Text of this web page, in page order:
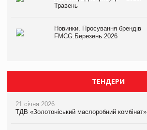
Травень
Новинки. Просування брендів
FMCG.Березень 2026
ТЕНДЕРИ
21 січня 2026
ТДВ «Золотоніський маслоробний комбінат»